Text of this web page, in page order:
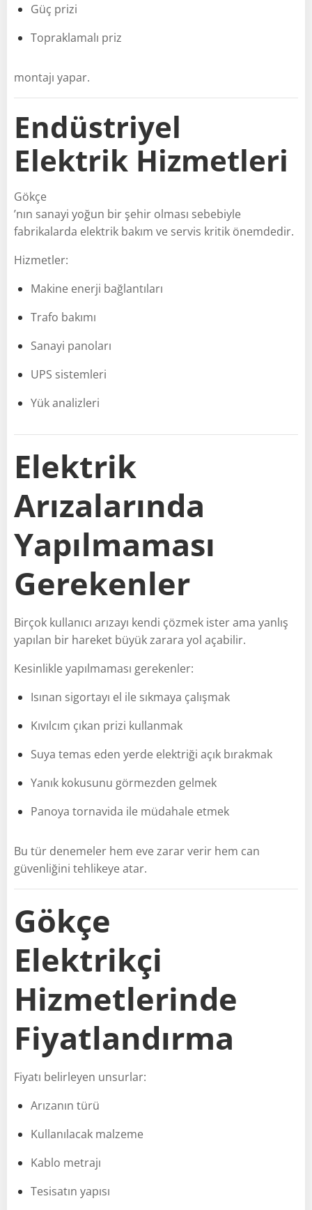
Güç prizi
Topraklamalı priz
montajı yapar.
Endüstriyel
Elektrik Hizmetleri
Gökçe
’nın sanayi yoğun bir şehir olması sebebiyle
fabrikalarda elektrik bakım ve servis kritik önemdedir.
Hizmetler:
Makine enerji bağlantıları
Trafo bakımı
Sanayi panoları
UPS sistemleri
Yük analizleri
Elektrik
Arızalarında
Yapılmaması
Gerekenler
Birçok kullanıcı arızayı kendi çözmek ister ama yanlış
yapılan bir hareket büyük zarara yol açabilir.
Kesinlikle yapılmaması gerekenler:
Isınan sigortayı el ile sıkmaya çalışmak
Kıvılcım çıkan prizi kullanmak
Suya temas eden yerde elektriği açık bırakmak
Yanık kokusunu görmezden gelmek
Panoya tornavida ile müdahale etmek
Bu tür denemeler hem eve zarar verir hem can
güvenliğini tehlikeye atar.
Gökçe
Elektrikçi
Hizmetlerinde
Fiyatlandırma
Fiyatı belirleyen unsurlar:
Arızanın türü
Kullanılacak malzeme
Kablo metrajı
Tesisatın yapısı